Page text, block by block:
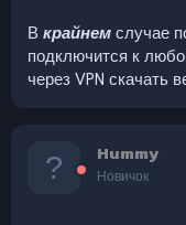
В крайнем случае
подключится к
через VPN скачать
Hummy
Новичок